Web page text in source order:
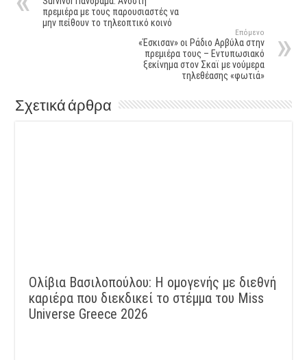
πρεμιέρα με τους παρουσιαστές να
μην πείθουν το τηλεοπτικό κοινό
Επόμενο
«Έσκισαν» οι Ράδιο Αρβύλα στην
πρεμιέρα τους – Εντυπωσιακό
ξεκίνημα στον Σκαϊ με νούμερα
τηλεθέασης «φωτιά»
Σχετικά άρθρα
Ολίβια Βασιλοπούλου: Η ομογενής με διεθνή
καριέρα που διεκδικεί το στέμμα του Miss
Universe Greece 2026